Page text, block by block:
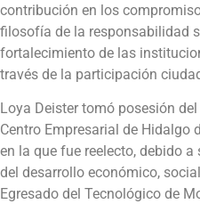
contribución en los
filosofía de la responsabilidad
fortalecimiento de las
través de la participación
Loya Deister tomó posesión
Centro Empresarial de Hidalgo
en la que fue reelecto, debido
del desarrollo económico,
Egresado del Tecnológico de